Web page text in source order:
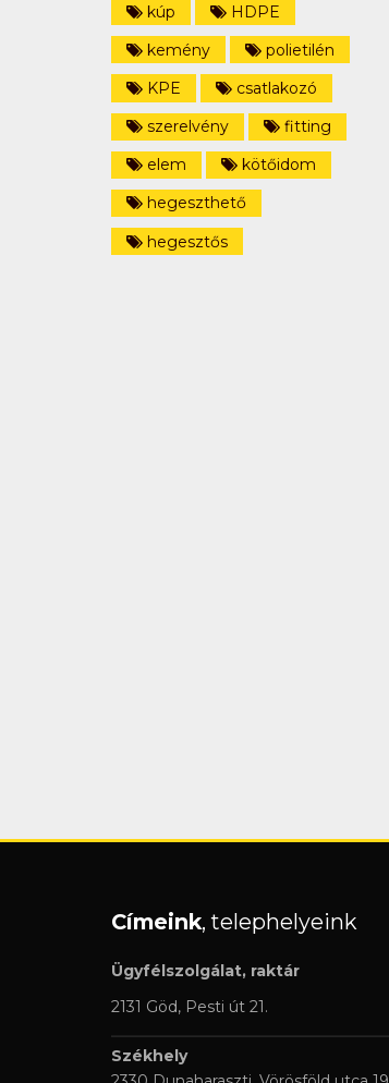
kúp
HDPE
kemény
polietilén
KPE
csatlakozó
szerelvény
fitting
elem
kötőidom
hegeszthető
hegesztős
Címeink, telephelyeink
Ügyfélszolgálat, raktár
2131 Göd, Pesti út 21.
Székhely